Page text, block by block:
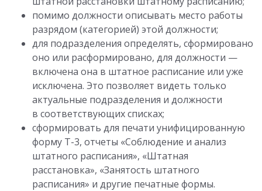
помимо должности описывать место работы
разрядом (категорией) этой должности;
для подразделения определять, сформировано
оно или расформировано, для должности —
включена она в штатное расписание или уже
исключена. Это позволяет видеть только
актуальные подразделения и должности
в соответствующих списках;
сформировать для печати унифицированную
форму Т-3, отчеты «Соблюдение и анализ
штатного расписания», «Штатная
расстановка», «Занятость штатного
расписания» и другие печатные формы.